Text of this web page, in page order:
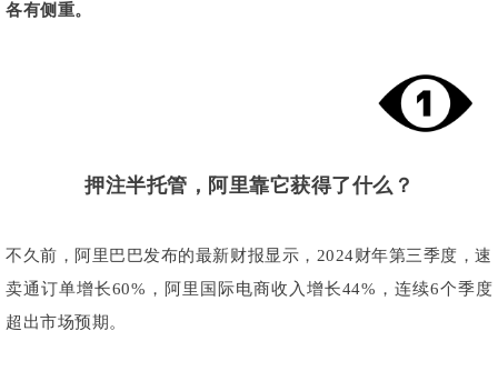
各有侧重。
押注半托管，阿里靠它获得了什么？
不久前，阿里巴巴发布的最新财报显示，2024财年第三季度，速
卖通订单增长60%，阿里国际电商收入增长44%，连续6个季度
超出市场预期。